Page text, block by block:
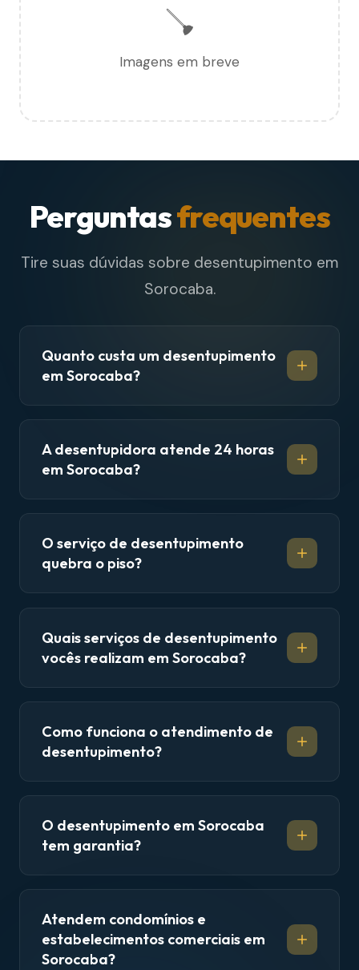
🪠
Imagens em breve
Perguntasfrequentes
Tire suas dúvidas sobre desentupimento em
Sorocaba.
Quanto custa um desentupimento
em Sorocaba?
A desentupidora atende 24 horas
em Sorocaba?
O serviço de desentupimento
quebra o piso?
Quais serviços de desentupimento
vocês realizam em Sorocaba?
Como funciona o atendimento de
desentupimento?
O desentupimento em Sorocaba
tem garantia?
Atendem condomínios e
estabelecimentos comerciais em
Sorocaba?